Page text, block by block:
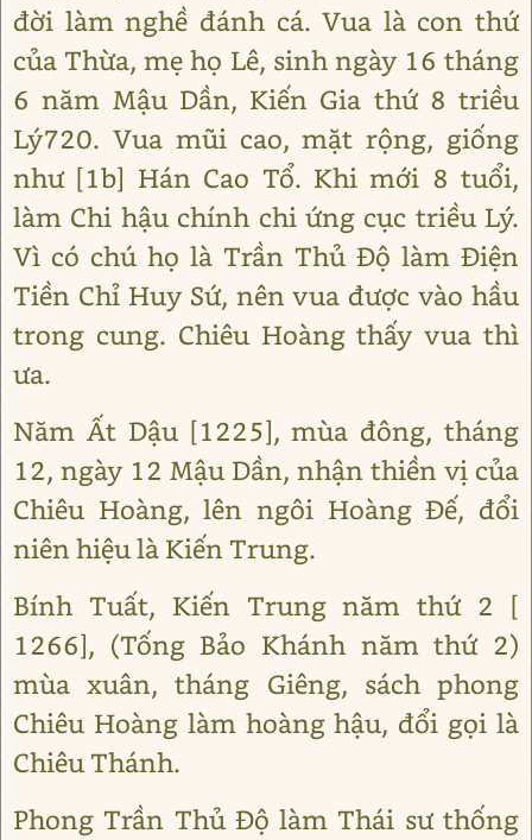
đời làm nghề đánh cá. Vua là con thứ
của Thừa, mẹ họ Lê, sinh ngày 16 tháng
6 năm Mậu Dần, Kiến Gia thứ 8 triều
Lý720. Vua mũi cao, mặt rộng, giống
như [1b] Hán Cao Tổ. Khi mới 8 tuổi,
làm Chi hậu chính chi ứng cục triều Lý.
Vì có chú họ là Trần Thủ Độ làm Điện
Tiền Chỉ Huy Sứ, nên vua được vào hầu
trong cung. Chiêu Hoàng thấy vua thì
ưa.
Năm Ất Dậu [1225], mùa đông, tháng
12, ngày 12 Mậu Dần, nhận thiền vị của
Chiêu Hoàng, lên ngôi Hoàng Đế, đổi
niên hiệu là Kiến Trung.
Bính Tuất, Kiến Trung năm thứ 2 [
1266], (Tống Bảo Khánh năm thứ 2)
mùa xuân, tháng Giêng, sách phong
Chiêu Hoàng làm hoàng hậu, đổi gọi là
Chiêu Thánh.
Phong Trần Thủ Độ làm Thái sư thống